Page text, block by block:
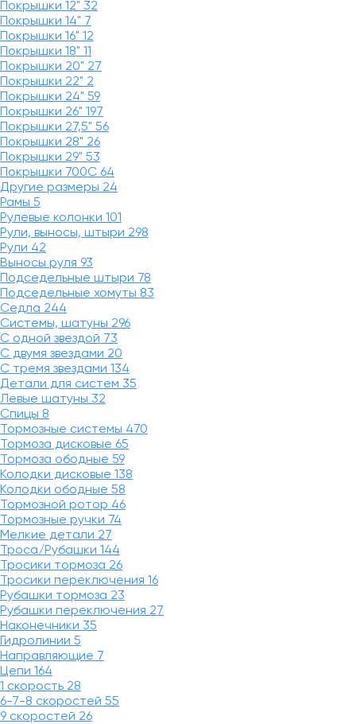
Покрышки 12" 32
Покрышки 14" 7
Покрышки 16" 12
Покрышки 18" 11
Покрышки 20" 27
Покрышки 22" 2
Покрышки 24" 59
Покрышки 26" 197
Покрышки 27,5" 56
Покрышки 28" 26
Покрышки 29" 53
Покрышки 700C 64
Другие размеры 24
Рамы 5
Рулевые колонки 101
Рули, выносы, штыри 298
Рули 42
Выносы руля 93
Подседельные штыри 78
Подседельные хомуты 83
Седла 244
Системы, шатуны 296
С одной звездой 73
С двумя звездами 20
С тремя звездами 134
Детали для систем 35
Левые шатуны 32
Спицы 8
Тормозные системы 470
Тормоза дисковые 65
Тормоза ободные 59
Колодки дисковые 138
Колодки ободные 58
Тормозной ротор 46
Тормозные ручки 74
Мелкие детали 27
Троса/Рубашки 144
Тросики тормоза 26
Тросики переключения 16
Рубашки тормоза 23
Рубашки переключения 27
Наконечники 35
Гидролинии 5
Направляющие 7
Цепи 164
1 скорость 28
6-7-8 скоростей 55
9 скоростей 26